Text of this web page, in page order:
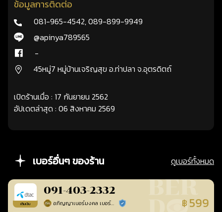
ข้อมูลการติดต่อ
081-965-4542,089-899-9949
@apinya789565
-
45หมู่7 หมู่บ้านเจริญสุข อ.ท่าปลา จ.อุตรดิตถ์
เปิดร้านเมื่อ : 17 กันยายน 2562
อัปเดตล่าสุด : 06 สิงหาคม 2569
เบอร์อื่นๆ ของร้าน ดูเบอร์ทั้งหมด
เติมเงิน
091-403-2332
อภิญญาเบอร์มงคล เบอร์สวยเลขศาสตร์ ร้านยืนยันแล้ว ฿ 599